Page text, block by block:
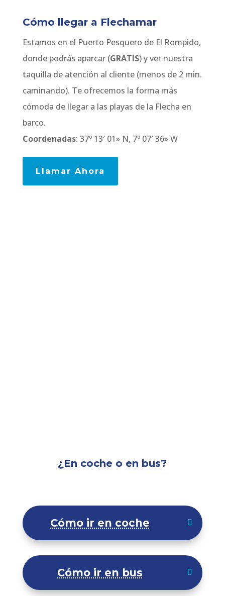
Cómo llegar a Flechamar
Estamos en el Puerto Pesquero de El Rompido,
donde podrás aparcar (GRATIS) y ver nuestra
taquilla de atención al cliente (menos de 2 min.
caminando). Te ofrecemos la forma más
cómoda de llegar a las playas de la Flecha en
barco.
Coordenadas: 37º 13′ 01» N, 7º 07′ 36» W
Llamar Ahora
¿En coche o en bus?
Cómo ir en coche
Cómo ir en bus